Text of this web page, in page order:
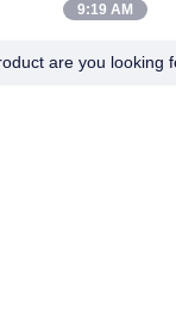
9:19 AM
are you looking